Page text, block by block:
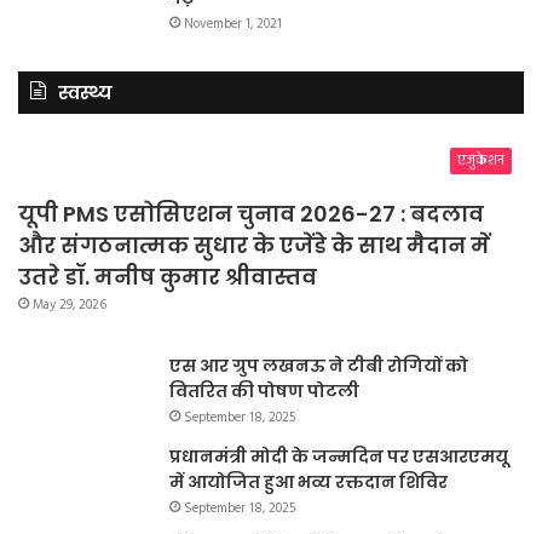
November 1, 2021
स्वस्थ्य
एजुकेशन
यूपी PMS एसोसिएशन चुनाव 2026-27 : बदलाव
और संगठनात्मक सुधार के एजेंडे के साथ मैदान में
उतरे डॉ. मनीष कुमार श्रीवास्तव
May 29, 2026
एस आर ग्रुप लखनऊ ने टीबी रोगियों को
वितरित की पोषण पोटली
September 18, 2025
प्रधानमंत्री मोदी के जन्मदिन पर एसआरएमयू
में आयोजित हुआ भव्य रक्तदान शिविर
September 18, 2025